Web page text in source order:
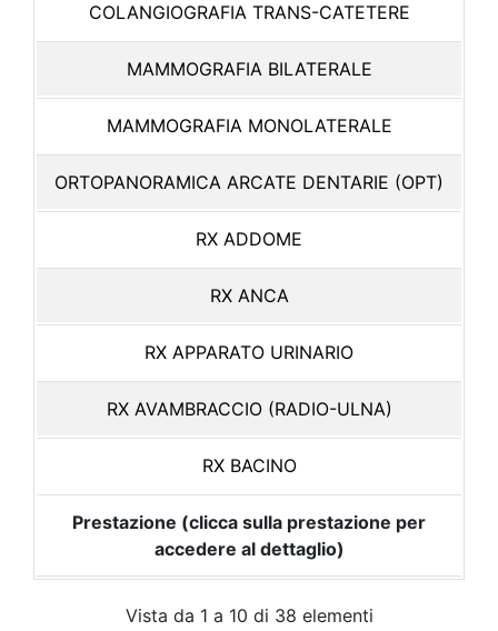
COLANGIOGRAFIA TRANS-CATETERE
MAMMOGRAFIA BILATERALE
MAMMOGRAFIA MONOLATERALE
ORTOPANORAMICA ARCATE DENTARIE (OPT)
RX ADDOME
RX ANCA
RX APPARATO URINARIO
RX AVAMBRACCIO (RADIO-ULNA)
RX BACINO
Prestazione (clicca sulla prestazione per
accedere al dettaglio)
Vista da 1 a 10 di 38 elementi